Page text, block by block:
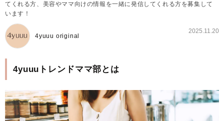
てくれる方、美容やママ向けの情報を一緒に発信してくれる方を募集して
います！
4yuuu original
2025.11.20
4yuuuトレンドママ部とは